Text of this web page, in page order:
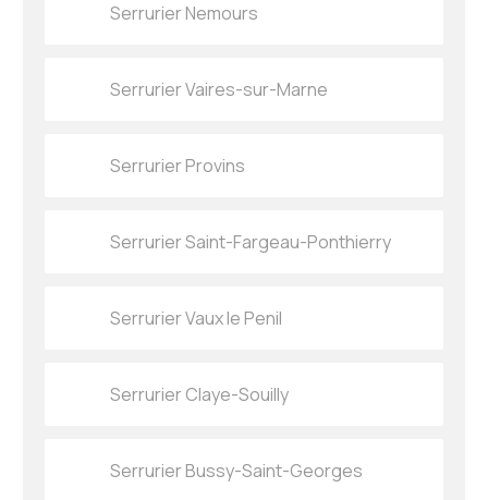
Serrurier Nemours
Serrurier Vaires-sur-Marne
Serrurier Provins
Serrurier Saint-Fargeau-Ponthierry
Serrurier Vaux le Penil
Serrurier Claye-Souilly
Serrurier Bussy-Saint-Georges